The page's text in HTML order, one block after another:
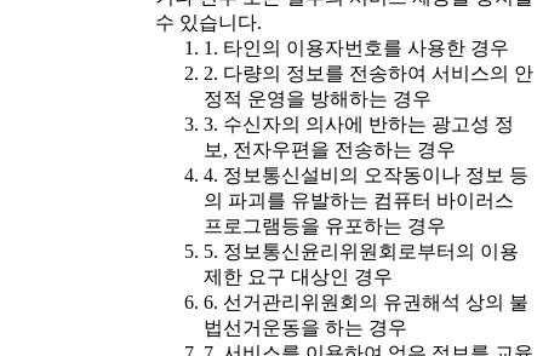
수 있습니다.
1. 타인의 이용자번호를 사용한 경우
2. 다량의 정보를 전송하여 서비스의 안
정적 운영을 방해하는 경우
3. 수신자의 의사에 반하는 광고성 정
보, 전자우편을 전송하는 경우
4. 정보통신설비의 오작동이나 정보 등
의 파괴를 유발하는 컴퓨터 바이러스
프로그램등을 유포하는 경우
5. 정보통신윤리위원회로부터의 이용
제한 요구 대상인 경우
6. 선거관리위원회의 유권해석 상의 불
법선거운동을 하는 경우